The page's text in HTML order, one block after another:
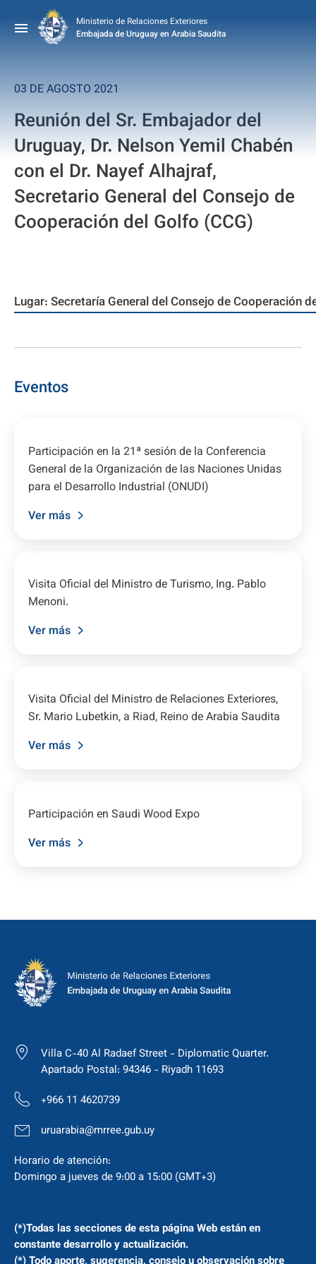
Ministerio de Relaciones Exteriores
Embajada de Uruguay en Arabia Saudita
03 DE AGOSTO 2021
Reunión del Sr. Embajador del
Uruguay, Dr. Nelson Yemil Chabén
con el Dr. Nayef Alhajraf,
Secretario General del Consejo de
Cooperación del Golfo (CCG)
Lugar: Secretaría General del Consejo de Cooperación
Eventos
Participación en la 21ª sesión de la Conferencia
General de la Organización de las Naciones Unidas
para el Desarrollo Industrial (ONUDI)
Ver más
Visita Oficial del Ministro de Turismo, Ing. Pablo
Menoni.
Ver más
Visita Oficial del Ministro de Relaciones Exteriores,
Sr. Mario Lubetkin, a Riad, Reino de Arabia Saudita
Ver más
Participación en Saudi Wood Expo
Ver más
Villa C-40 Al Radaef Street - Diplomatic Quarter.
Apartado Postal: 94346 - Riyadh 11693
+966 11 4620739
uruarabia@mrree.gub.uy
Horario de atención:
Domingo a jueves de 9:00 a 15:00 (GMT+3)
(*)Todas las secciones de esta página Web están en
constante desarrollo y actualización.